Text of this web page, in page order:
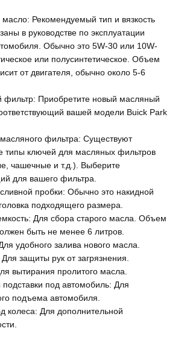
Рекомендуемый тип и вязкость
в руководстве по эксплуатации
Обычно это 5W-30 или 10W-
или полусинтетическое. Объем
от двигателя, обычно около 5-6
фильтр: Приобретите новый масляный
вашей модели Buick Park
фильтра: Существуют
типы ключей для масляных фильтров
чашечные и т.д.). Выберите
для вашего фильтра.
пробки: Обычно это накидной
подходящего размера.
Для сбора старого масла. Объем
быть не менее 6 литров.
удобного залива нового масла.
защиты рук от загрязнения.
вытирания пролитого масла.
подставки под автомобиль: Для
подъема автомобиля.
колеса: Для дополнительной